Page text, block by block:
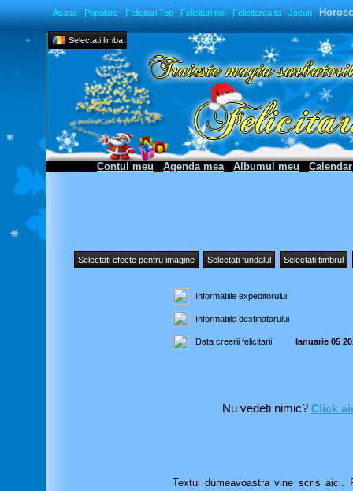
Acasa Populare Felicitari Top Felicitari noi Felicitarea ta Jocuri
Selectati limba
Contul meu Agenda mea Albumul meu Calendar
Selectati efecte pentru imagine Selectati fundalul Selectati timbrul
Informatiile expeditorului
Informatiile destinatarului
Data creerii felicitarii Ianuarie 05
Nu vedeti nimic? Click
Textul dumeavoastra vine scris aici.